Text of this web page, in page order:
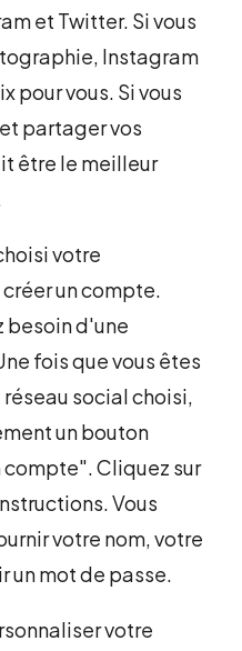
et Twitter. Si vous
Instagram
pour vous. Si vous
partager vos
être le meilleur
votre
un compte.
besoin d'une
fois que vous êtes
social choisi,
un bouton
compte". Cliquez sur
Vous
votre nom, votre
un mot de passe.
votre